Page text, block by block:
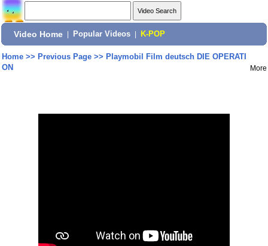
Video Home Popular Videos K-POP
Home>> Previous Page>> Playmobil Film deutsch DIE OPERATI
ON
More